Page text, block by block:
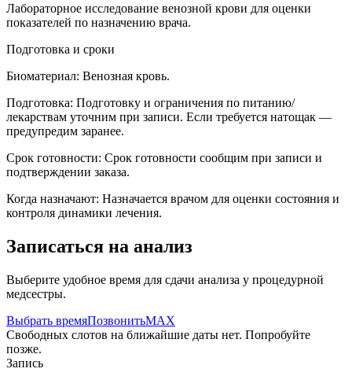
Лабораторное исследование венозной крови для оценки
показателей по назначению врача.
Подготовка и сроки
Биоматериал: Венозная кровь.
Подготовка: Подготовку и ограничения по питанию/
лекарствам уточним при записи. Если требуется натощак —
предупредим заранее.
Срок готовности: Срок готовности сообщим при записи и
подтверждении заказа.
Когда назначают: Назначается врачом для оценки состояния и
контроля динамики лечения.
Записаться на анализ
Выберите удобное время для сдачи анализа у процедурной
медсестры.
Выбрать времяПозвонитьMAX
Свободных слотов на ближайшие даты нет. Попробуйте
позже.
Запись